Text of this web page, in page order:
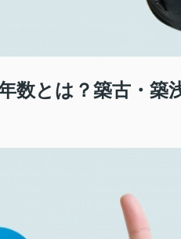
数とは？築古・築